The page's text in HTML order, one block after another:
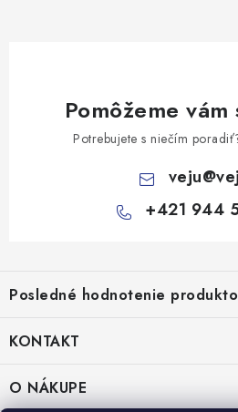
Pomôžeme
Potrebujete s niečím
veju@
+421 944
p
ä
Posledné hodnotenie
KONTAKT
VEJU s.r.o.
Janka Kráľa 1059/82
O NÁKUPE